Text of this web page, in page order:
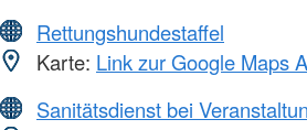
Rettungshundestaffel
Karte: Link zur Google Maps
Sanitätsdienst bei